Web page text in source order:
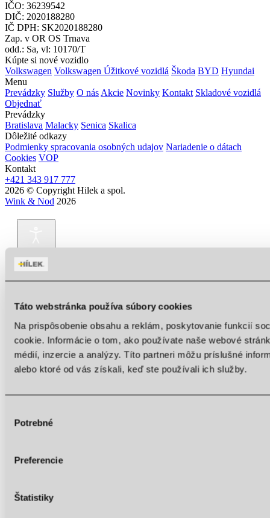
Táto webstránka používa súbory cookies
Na prispôsobenie obsahu a reklám, poskytovanie funkcií
cookie. Informácie o tom, ako používate naše webové
médií, inzercie a analýzy. Títo partneri môžu príslušné
alebo ktoré od vás získali, keď ste používali ich služby.
súhlasu
Potrebné
Preferencie
Štatistiky
IČO: 36239542
DIČ: 2020188280
IČ DPH: SK2020188280
Zap. v OR OS Trnava
odd.: Sa, vl: 10170/T
Kúpte si nové vozidlo
Volkswagen Volkswagen Úžitkové vozidlá Škoda BYD Hyundai
Menu
Prevádzky Služby O nás Akcie Novinky Kontakt Skladové vozidlá
Objednať
Prevádzky
Bratislava Malacky Senica Skalica
Dôležité odkazy
Podmienky spracovania osobných udajov Nariadenie o dátach
Cookies VOP
Kontakt
+421 343 917 777
2026 © Copyright Hilek a spol.
Wink & Nod 2026
Accessibility Tools
Invert colors
Monochrome
Dark contrast
Highlight headings